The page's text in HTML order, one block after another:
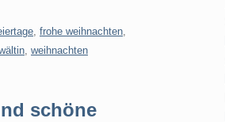
, frohe weihnachten,
, weihnachten
schöne